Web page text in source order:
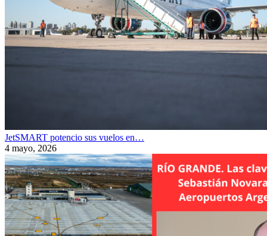
JetSMART potencio sus vuelos en…
4 mayo, 2026